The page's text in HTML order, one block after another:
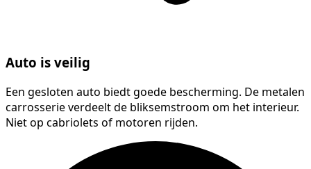
Auto is veilig
Een gesloten auto biedt goede bescherming. De metalen
carrosserie verdeelt de bliksemstroom om het interieur.
Niet op cabriolets of motoren rijden.